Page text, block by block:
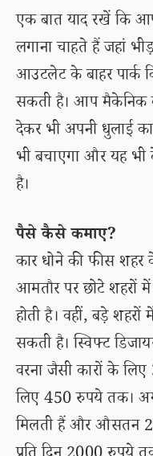
एक बात याद रखें कि
लगाना चाहते हैं जहां
आउटलेट के बाहर पार्क
सकती है। आप मैकेनिक
देकर भी अपनी धुलाई
भी बचाएगा और यह भी
है।
पैसे कैसे कमाए?
कार धोने की फीस
आमतौर पर छोटे
होती है। वहीं, बड़े
सकती है। स्विफ्ट
वरना जैसी कारों के
लिए 450 रुपये तक।
मिलती हैं और औसतन